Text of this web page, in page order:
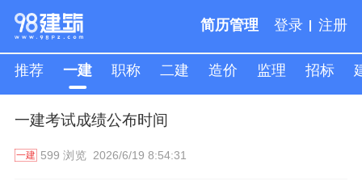
简历管理 登录 注册
推荐 一建 职称 二建 造价 监理 招标
一建考试成绩公布时间
一建 599 浏览 2026/6/19 8:54:31
人才专线,请致电: